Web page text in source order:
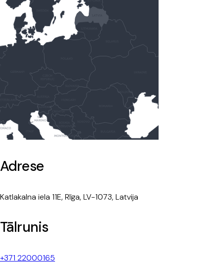
Adrese
Katlakalna iela 11E, Rīga, LV-1073, Latvija
Tālrunis
+371 22000165